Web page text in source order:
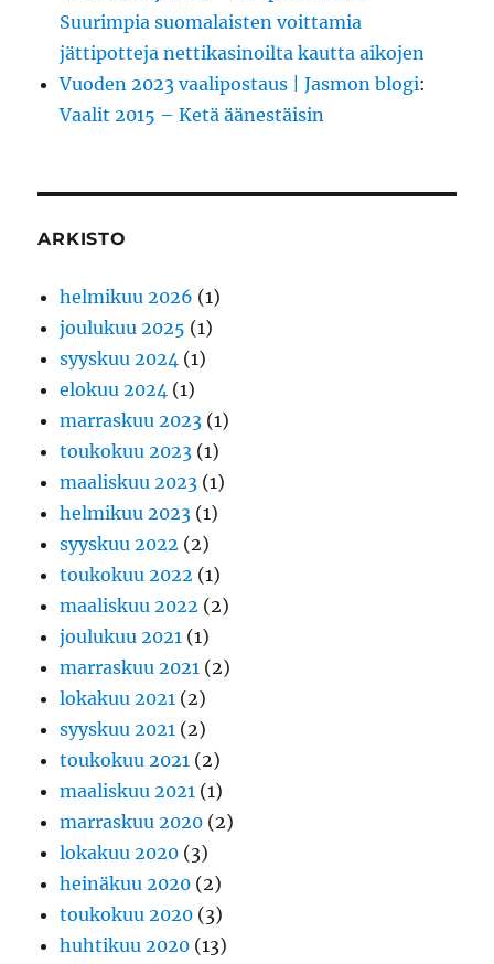
Suurimpia suomalaisten voittamia
jättipotteja nettikasinoilta kautta aikojen
Vuoden 2023 vaalipostaus | Jasmon blogi:
Vaalit 2015 – Ketä äänestäisin
ARKISTO
helmikuu 2026 (1)
joulukuu 2025 (1)
syyskuu 2024 (1)
elokuu 2024 (1)
marraskuu 2023 (1)
toukokuu 2023 (1)
maaliskuu 2023 (1)
helmikuu 2023 (1)
syyskuu 2022 (2)
toukokuu 2022 (1)
maaliskuu 2022 (2)
joulukuu 2021 (1)
marraskuu 2021 (2)
lokakuu 2021 (2)
syyskuu 2021 (2)
toukokuu 2021 (2)
maaliskuu 2021 (1)
marraskuu 2020 (2)
lokakuu 2020 (3)
heinäkuu 2020 (2)
toukokuu 2020 (3)
huhtikuu 2020 (13)